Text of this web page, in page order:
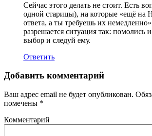
Сейчас этого делать не стоит. Есть
одной старицы), на которые «ещё на
ответа, а ты требуешь их
разрешается ситуация так: помолись
выбор и следуй ему.
Ответить
Добавить комментарий
Ваш адрес email не будет опубликован.
помечены *
Комментарий